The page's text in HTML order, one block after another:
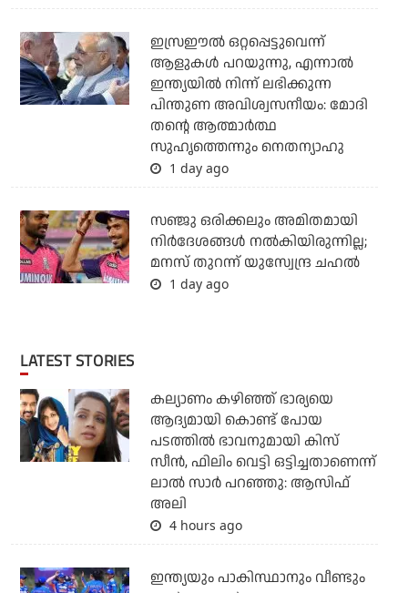
ഇസ്രഈല്‍ ഒറ്റപ്പെട്ടുവെന്ന്
ആളുകള്‍ പറയുന്നു, എന്നാല്‍
ഇന്ത്യയില്‍ നിന്ന് ലഭിക്കുന്ന
പിന്തുണ അവിശ്വസനീയം: മോദി
തന്റെ ആത്മാര്‍ത്ഥ
സുഹൃത്തെന്നും നെതന്യാഹു
1 day ago
സഞ്ജു ഒരിക്കലും അമിതമായി
നിര്‍ദേശങ്ങള്‍ നല്‍കിയിരുന്നില്ല;
മനസ് തുറന്ന് യുസ്വേന്ദ്ര ചഹല്‍
1 day ago
LATEST STORIES
കല്യാണം കഴിഞ്ഞ് ഭാര്യയെ
ആദ്യമായി കൊണ്ട് പോയ
പടത്തില്‍ ഭാവനുമായി കിസ്
സീന്‍, ഫിലിം വെട്ടി ഒട്ടിച്ചതാണെന്ന്
ലാല്‍ സാര്‍ പറഞ്ഞു: ആസിഫ്
അലി
4 hours ago
ഇന്ത്യയും പാകിസ്ഥാനും വീണ്ടും